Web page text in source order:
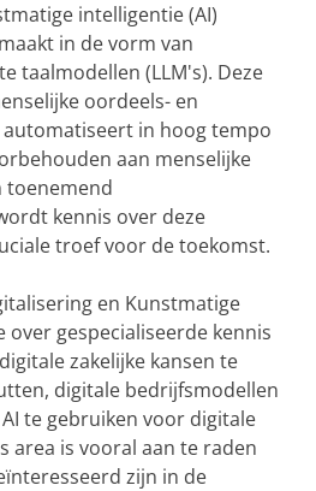
intelligentie (AI)
in de vorm van
taalmodellen (LLM's). Deze
oordeels- en
in hoog tempo
aan menselijke
toenemend
kennis over deze
troef voor de toekomst.
en Kunstmatige
over gespecialiseerde kennis
zakelijke kansen te
digitale bedrijfsmodellen
te gebruiken voor digitale
area is vooral aan te raden
zijn in de